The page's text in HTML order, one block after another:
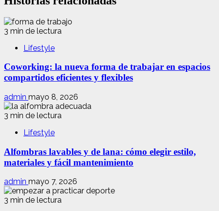
3 min de lectura
Lifestyle
Coworking: la nueva forma de trabajar en espacios
compartidos eficientes y flexibles
admin mayo 8, 2026
3 min de lectura
Lifestyle
Alfombras lavables y de lana: cómo elegir estilo,
materiales y fácil mantenimiento
admin mayo 7, 2026
3 min de lectura